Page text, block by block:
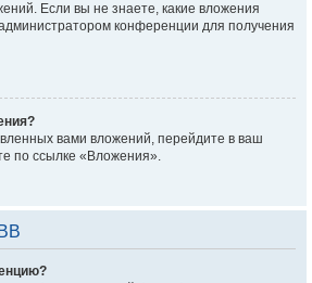
Если вы не знаете, какие вложения
конференции для получения
вами вложений, перейдите в ваш
по ссылке «Вложения».